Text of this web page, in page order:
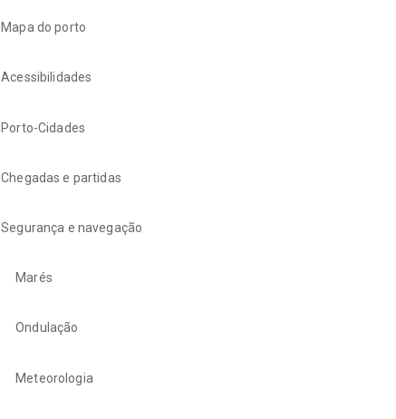
Mapa do porto
Acessibilidades
Porto-Cidades
Chegadas e partidas
Segurança e navegação
Marés
Ondulação
Meteorologia